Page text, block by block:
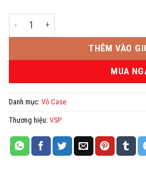
Vỏ case Gaming VSP ES1 số lượng
THÊM VÀO
MUA
Danh mục: Vỏ Case
Thương hiệu: VSP